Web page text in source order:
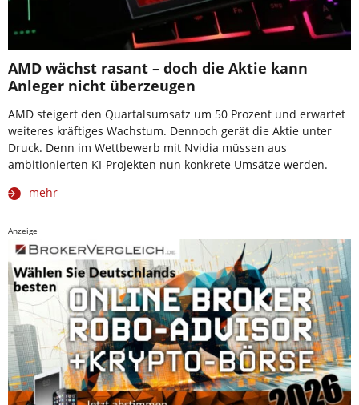
AMD wächst rasant – doch die Aktie kann
Anleger nicht überzeugen
AMD steigert den Quartalsumsatz um 50 Prozent und erwartet
weiteres kräftiges Wachstum. Dennoch gerät die Aktie unter
Druck. Denn im Wettbewerb mit Nvidia müssen aus
ambitionierten KI-Projekten nun konkrete Umsätze werden.
mehr
Anzeige